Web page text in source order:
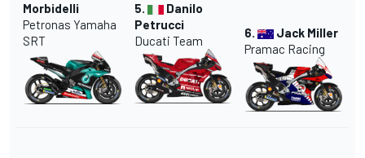
Morbidelli
Petronas Yamaha
SRT
5.
Danilo
Petrucci
Ducati Team
6.
Jack Miller
Pramac Racing